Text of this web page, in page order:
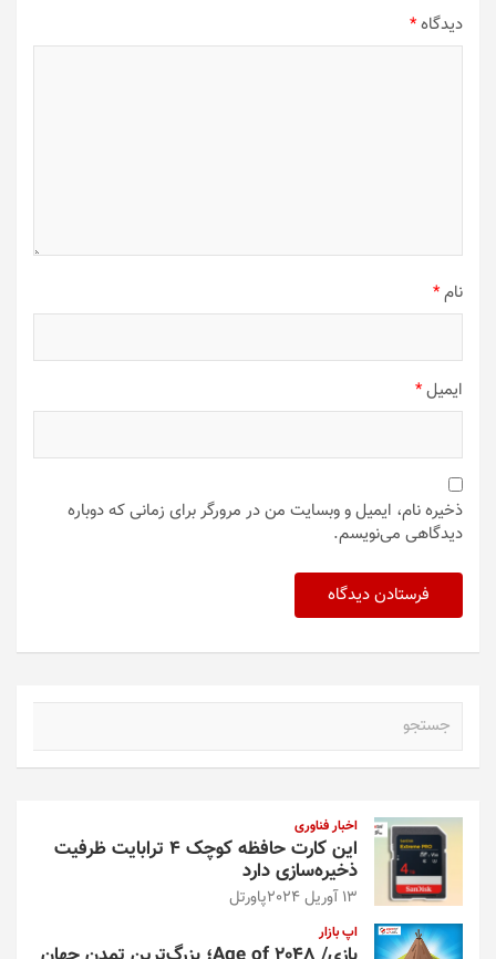
دیدگاه*
نام*
ایمیل*
ذخیره نام، ایمیل و وبسایت من در مرورگر برای زمانی که دوباره
دیدگاهی می‌نویسم.
اخبار فناوری
این کارت حافظه کوچک ۴ ترابایت ظرفیت
ذخیره‌سازی دارد
13 آوریل 2024 پاورتل
اپ بازار